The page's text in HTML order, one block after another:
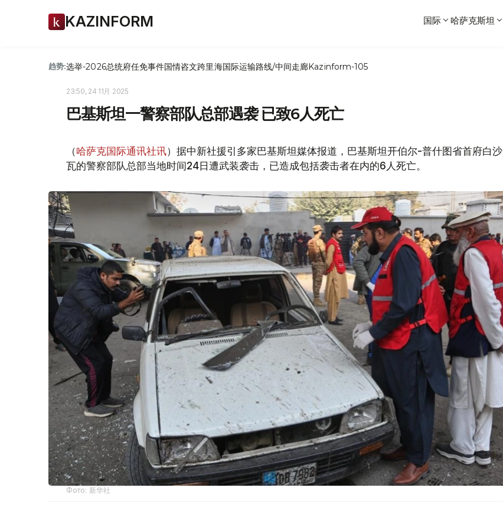
KAZINFORM 国际 哈萨克斯坦
趋势:选举-2026总统府任免事件国情咨文跨里海国际运输路线/中间走廊Kazinform-105
23:50, 24 11月 2025
巴基斯坦一警察部队总部遇袭 已致6人死亡
（哈萨克国际通讯社讯）据中新社援引多家巴基斯坦媒体报道，巴基斯坦开伯尔-普什图省首府白沙
瓦的警察部队总部当地时间24日遭武装袭击，已造成包括袭击者在内的6人死亡。
Фото: 新华社